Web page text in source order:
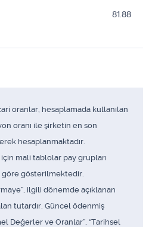
81.88
oranlar, hesaplamada kullanılan
oranı ile şirketin en son
hesaplanmaktadır.
için mali tablolar pay grupları
göre gösterilmektedir.
ilgili dönemde açıklanan
tutardır. Güncel ödenmiş
Değerler ve Oranlar”, “Tarihsel